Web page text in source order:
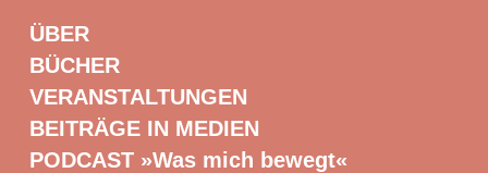
ÜBER
BÜCHER
VERANSTALTUNGEN
BEITRÄGE IN MEDIEN
PODCAST »Was mich bewegt«